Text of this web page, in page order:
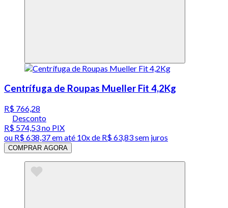
Centrífuga de Roupas Mueller Fit 4,2Kg
R$ 766,28
Desconto
R$ 574,53no PIX
ou R$ 638,37em até 10x de R$ 63,83 sem juros
COMPRAR AGORA